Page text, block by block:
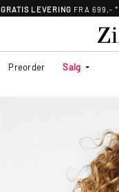
GRATIS LEVERING FRA 699,- *
Preorder Salg